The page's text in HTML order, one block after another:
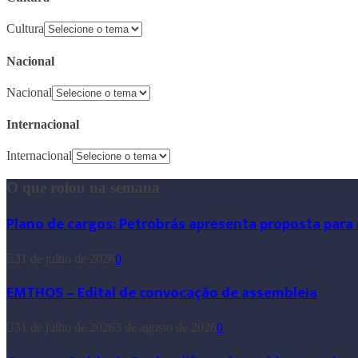
Cultura
Nacional
Nacional
Internacional
Internacional
O que rolou na semana
Plano de cargos: Petrobrás apresenta proposta
0
EMTHOS – Edital de convocação de assembleia
0